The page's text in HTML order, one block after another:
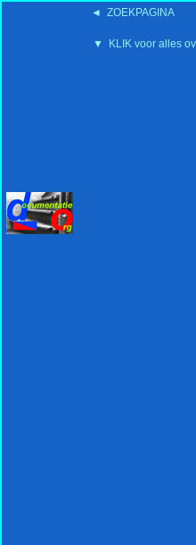
◄ ZOEKPAGINA
▼ KLIK voor alles
'15:19 19-2-2008